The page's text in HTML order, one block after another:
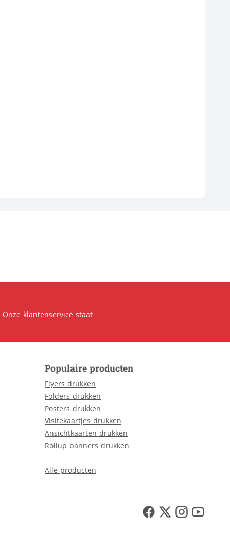
Onze klantenservice staat
Populaire producten
Flyers drukken
Folders drukken
Posters drukken
Visitekaartjes drukken
Ansichtkaarten drukken
Rollup banners drukken
Alle producten